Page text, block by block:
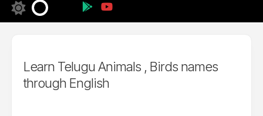
Learn Telugu Animals , Birds names
through English